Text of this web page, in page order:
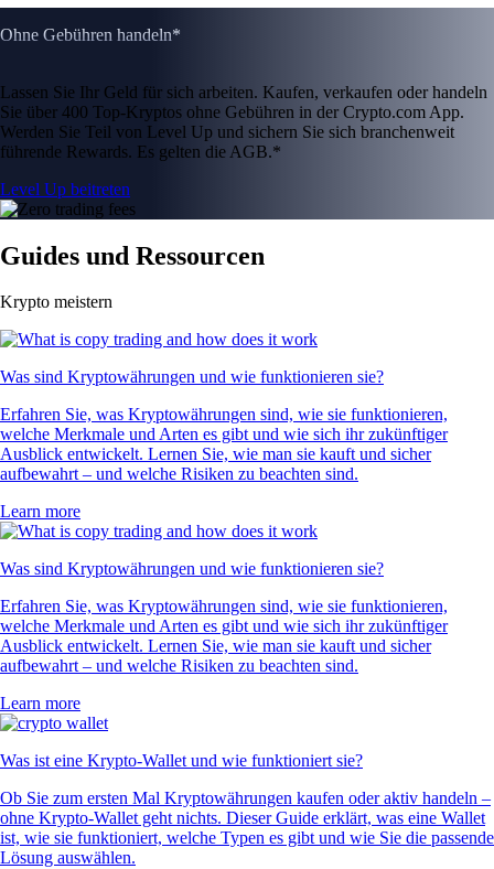
Ohne Gebühren handeln*
Lassen Sie Ihr Geld für sich arbeiten. Kaufen, verkaufen oder handeln
Sie über 400 Top-Kryptos ohne Gebühren in der Crypto.com App.
Werden Sie Teil von Level Up und sichern Sie sich branchenweit
führende Rewards. Es gelten die AGB.*
Level Up beitreten
Guides und Ressourcen
Krypto meistern
Was sind Kryptowährungen und wie funktionieren sie?
Erfahren Sie, was Kryptowährungen sind, wie sie funktionieren,
welche Merkmale und Arten es gibt und wie sich ihr zukünftiger
Ausblick entwickelt. Lernen Sie, wie man sie kauft und sicher
aufbewahrt – und welche Risiken zu beachten sind.
Learn more
Was sind Kryptowährungen und wie funktionieren sie?
Erfahren Sie, was Kryptowährungen sind, wie sie funktionieren,
welche Merkmale und Arten es gibt und wie sich ihr zukünftiger
Ausblick entwickelt. Lernen Sie, wie man sie kauft und sicher
aufbewahrt – und welche Risiken zu beachten sind.
Learn more
Was ist eine Krypto-Wallet und wie funktioniert sie?
Ob Sie zum ersten Mal Kryptowährungen kaufen oder aktiv handeln –
ohne Krypto-Wallet geht nichts. Dieser Guide erklärt, was eine Wallet
ist, wie sie funktioniert, welche Typen es gibt und wie Sie die passende
Lösung auswählen.